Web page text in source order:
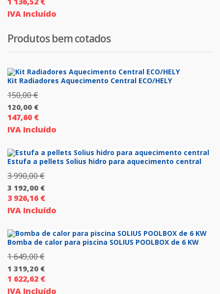
original
1
O
preço
é:
IVA Incluído
Produtos bem cotados
Kit Radiadores Aquecimento Central ECO/HELY
150,00€O
preço
original
150,00 €.
120,00 €
O
preço
atual
é:
120,00 €.
147,60 €
IVA Incluído
Estufa a pellets Solius hidro para aquecimento central
3 990,00€O
preço
original
3
990,00 €.
3 192,00 €
O
preço
atual
é:
3
192,00 €.
3 926,16 €
IVA Incluído
Bomba de calor para piscina SOLIUS POOLBOX de 6 KW
1 649,00€O
preço
original
1 319,20 €
O
1 622,62 €
IVA Incluído